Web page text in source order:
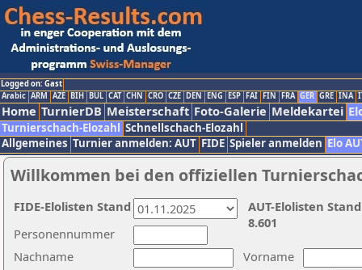
Logged on: Gast
Arabic ARM AZE BIH BUL CAT CHN CRO CZE DEN ENG ESP FAI FIN FRA GER GRE INA
Home TurnierDB Meisterschaft Foto-Galerie Meldekartei
Turnierschach-Elozahl Schnellschach-Elozahl
Allgemeines Turnier anmelden: AUT FIDE Spieler anmelden Elo
Willkommen bei den offiziellen
Nachname
Vorname
Personennummer
AUT-Elolisten
8.601
FIDE-Elolisten Stand